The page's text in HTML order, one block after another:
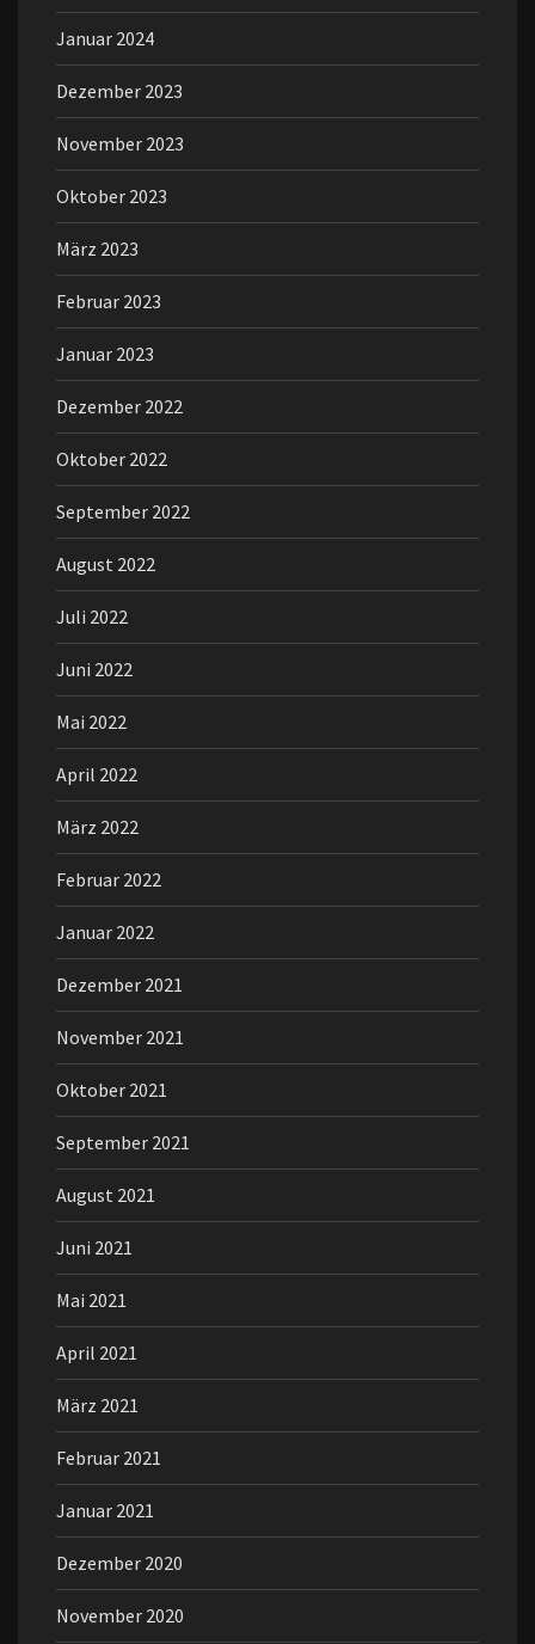
Januar 2024
Dezember 2023
November 2023
Oktober 2023
März 2023
Februar 2023
Januar 2023
Dezember 2022
Oktober 2022
September 2022
August 2022
Juli 2022
Juni 2022
Mai 2022
April 2022
März 2022
Februar 2022
Januar 2022
Dezember 2021
November 2021
Oktober 2021
September 2021
August 2021
Juni 2021
Mai 2021
April 2021
März 2021
Februar 2021
Januar 2021
Dezember 2020
November 2020